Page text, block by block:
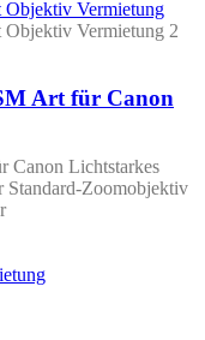
Art für Canon
Canon Lichtstarkes
Standard-Zoomobjektiv